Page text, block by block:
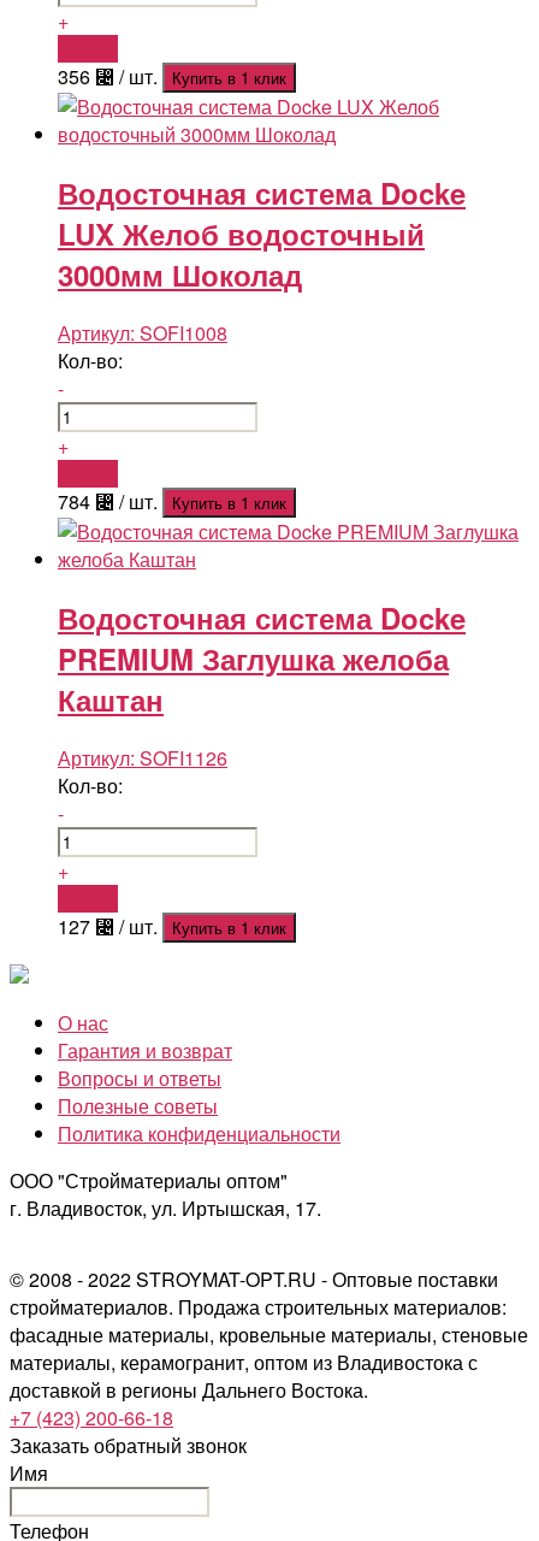
+
356 ⃄ / шт. Купить в 1 клик
Водосточная система Docke
LUX Желоб водосточный
3000мм Шоколад
Артикул: SOFI1008
Кол-во:
-
+
784 ⃄ / шт. Купить в 1 клик
Водосточная система Docke
PREMIUM Заглушка желоба
Каштан
Артикул: SOFI1126
Кол-во:
-
+
127 ⃄ / шт. Купить в 1 клик
О нас
Гарантия и возврат
Вопросы и ответы
Полезные советы
Политика конфиденциальности
ООО "Стройматериалы оптом"
г. Владивосток, ул. Иртышская, 17.
© 2008 - 2022 STROYMAT-OPT.RU - Оптовые поставки
стройматериалов. Продажа строительных материалов:
фасадные материалы, кровельные материалы, стеновые
материалы, керамогранит, оптом из Владивостока с
доставкой в регионы Дальнего Востока.
+7 (423) 200-66-18
Заказать обратный звонок
Имя
Телефон